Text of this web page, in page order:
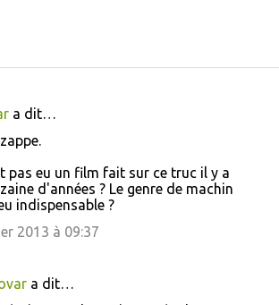
a dit…
pas eu un film fait sur ce truc il y a
d'années ? Le genre de machin
indispensable ?
2013 à 09:37
a dit…